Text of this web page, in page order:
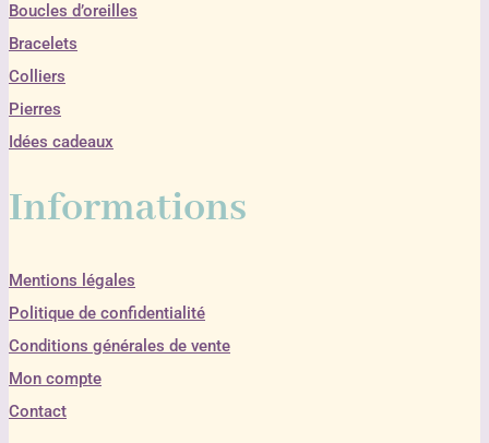
Boucles d’oreilles
Bracelets
Colliers
Pierres
Idées cadeaux
Informations
Mentions légales
Politique de confidentialité
Conditions générales de vente
Mon compte
Contact